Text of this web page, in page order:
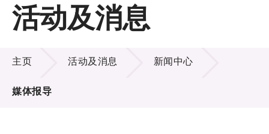
主页
关于LSCM
技术商品化
项目及资助计划
活动及消息
活动及消息
主页 活动及消息 新闻中心
媒体报导